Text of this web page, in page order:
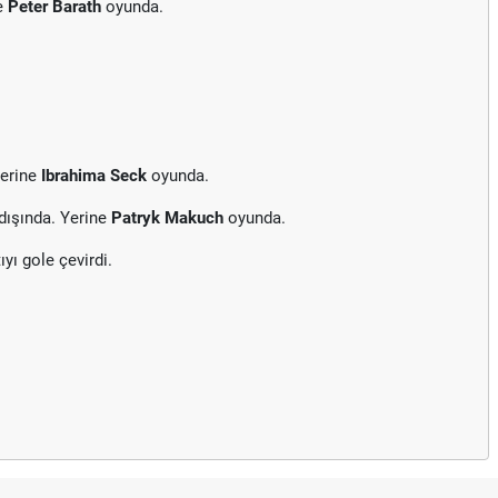
Peter Barath oyunda.
Ibrahima Seck oyunda.
Yerine Patryk Makuch oyunda.
gole çevirdi.